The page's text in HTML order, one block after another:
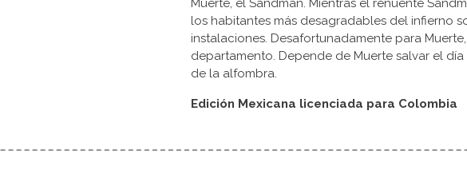
Muerte, el Sandman. Mientras el renuente
los habitantes más desagradables del infierno
instalaciones. Desafortunadamente para
departamento. Depende de Muerte salvar el
de la alfombra.
Edición Mexicana licenciada para Colombia